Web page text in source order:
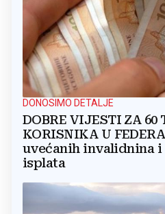
DONOSIMO DETALJE
DOBRE VIJESTI ZA 60
KORISNIKA U
uvećanih invalidnina
isplata